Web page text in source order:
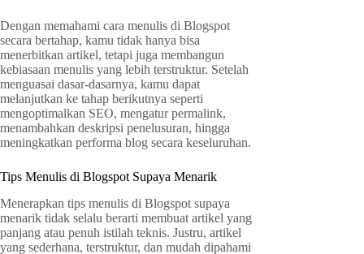
Dengan memahami cara menulis di Blogspot
secara bertahap, kamu tidak hanya bisa
menerbitkan artikel, tetapi juga membangun
kebiasaan menulis yang lebih terstruktur. Setelah
menguasai dasar-dasarnya, kamu dapat
melanjutkan ke tahap berikutnya seperti
mengoptimalkan SEO, mengatur permalink,
menambahkan deskripsi penelusuran, hingga
meningkatkan performa blog secara keseluruhan.
Tips Menulis di Blogspot Supaya Menarik
Menerapkan tips menulis di Blogspot supaya
menarik tidak selalu berarti membuat artikel yang
panjang atau penuh istilah teknis. Justru, artikel
yang sederhana, terstruktur, dan mudah dipahami